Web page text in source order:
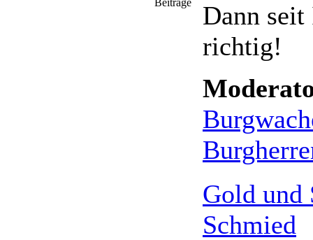
Dann
richtig!
Gold und
Schmied